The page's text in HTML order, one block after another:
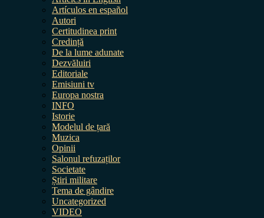
Artículos en español
Autori
Certitudinea print
Credință
De la lume adunate
Dezvăluiri
Editoriale
Emisiuni tv
Europa nostra
INFO
Istorie
Modelul de țară
Muzica
Opinii
Salonul refuzaților
Societate
Știri militare
Tema de gândire
Uncategorized
VIDEO